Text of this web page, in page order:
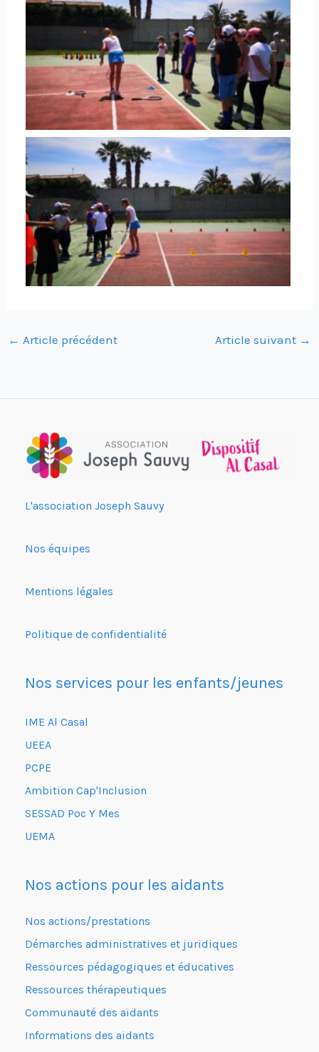
← Article précédent Article suivant →
L'association Joseph Sauvy
Nos équipes
Mentions légales
Politique de confidentialité
Nos services pour les enfants/jeunes
IME Al Casal
UEEA
PCPE
Ambition Cap'Inclusion
SESSAD Poc Y Mes
UEMA
Nos actions pour les aidants
Nos actions/prestations
Démarches administratives et juridiques
Ressources pédagogiques et éducatives
Ressources thérapeutiques
Communauté des aidants
Informations des aidants